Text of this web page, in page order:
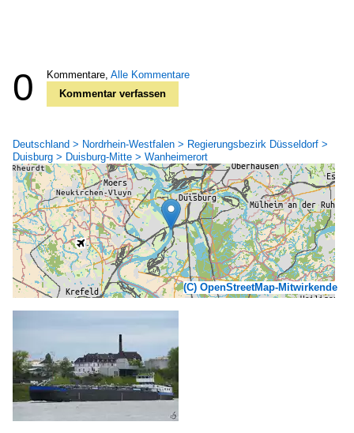
0 Kommentare, Alle Kommentare
Kommentar verfassen
Deutschland > Nordrhein-Westfalen > Regierungsbezirk Düsseldorf >
Duisburg > Duisburg-Mitte > Wanheimerort
(C) OpenStreetMap-Mitwirkende